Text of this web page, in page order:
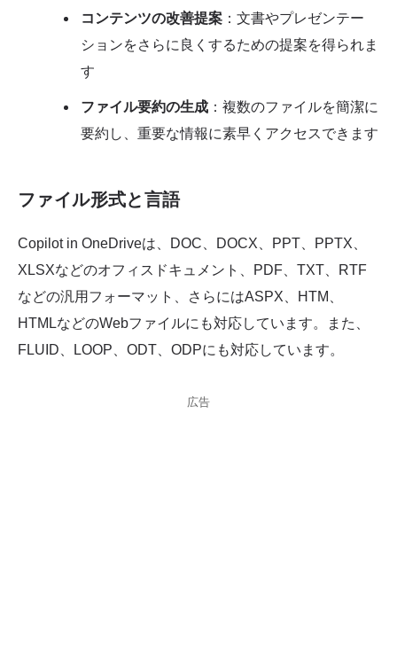
コンテンツの改善提案 ：文書やプレゼンテー
ションをさらに良くするための提案を得られま
す
ファイル要約の生成 ：複数のファイルを簡潔に
要約し、重要な情報に素早くアクセスできます
ファイル形式と言語
Copilot in OneDriveは、DOC、DOCX、PPT、PPTX、
XLSXなどのオフィスドキュメント、PDF、TXT、RTF
などの汎用フォーマット、さらにはASPX、HTM、
HTMLなどのWebファイルにも対応しています。また、
FLUID、LOOP、ODT、ODPにも対応しています。
広告